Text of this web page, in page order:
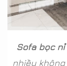
Sofa bọc
nhiều